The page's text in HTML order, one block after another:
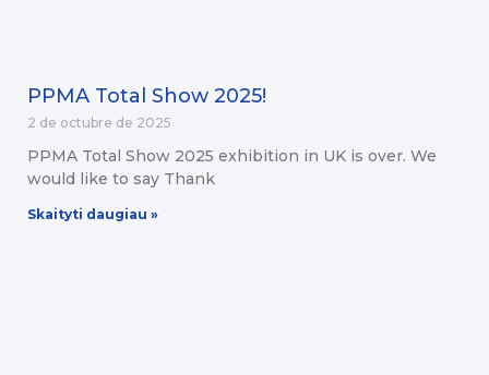
PPMA Total Show 2025!
2 de octubre de 2025
PPMA Total Show 2025 exhibition in UK is over. We
would like to say Thank
Skaityti daugiau »